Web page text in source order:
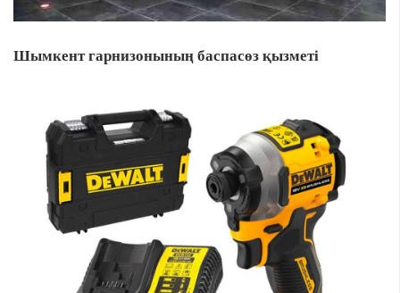
Шымкент гарнизонының баспасөз қызметі